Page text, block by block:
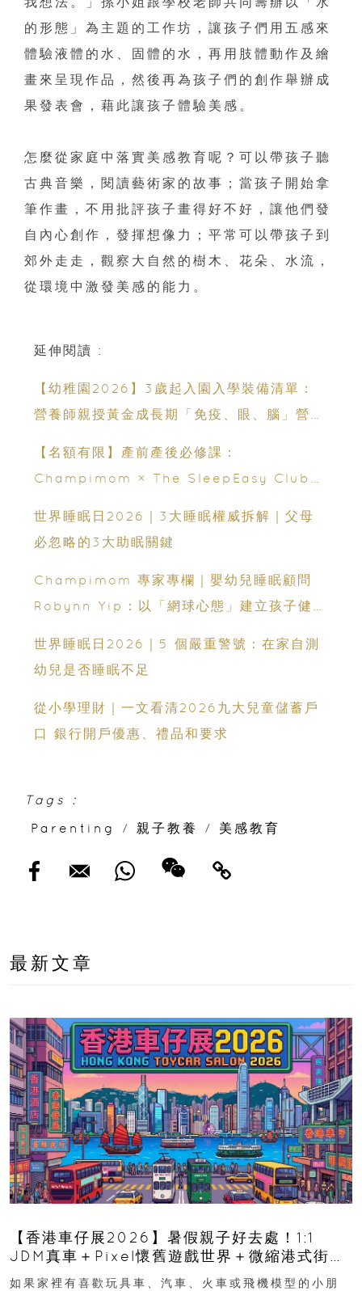
的形態」為主題的工作坊，讓孩子們用五感來
體驗液體的水、固體的水，再用肢體動作及繪
畫來呈現作品，然後再為孩子們的創作舉辦成
果發表會，藉此讓孩子體驗美感。
怎麼從家庭中落實美感教育呢？可以帶孩子聽
古典音樂，閱讀藝術家的故事；當孩子開始拿
筆作畫，不用批評孩子畫得好不好，讓他們發
自內心創作，發揮想像力；平常可以帶孩子到
郊外走走，觀察大自然的樹木、花朵、水流，
從環境中激發美感的能力。
延伸閱讀 :
【幼稚園2026】3歲起入園入學裝備清單：
營養師親授黃金成長期「免疫、眼、腦」營養
【名額有限】產前產後必修課：
Champimom × The SleepEasy Club
世界睡眠日2026｜3大睡眠權威拆解｜父母
必忽略的3大助眠關鍵
Champimom 專家專欄｜嬰幼兒睡眠顧問
Robynn Yip：以「網球心態」建立孩子健康
世界睡眠日2026｜5 個嚴重警號：在家自測
幼兒是否睡眠不足
從小學理財｜一文看清2026九大兒童儲蓄戶
口 銀行開戶優惠、禮品和要求
Tags :
Parenting
/ 親子教養 / 美感教育
最新文章
【香港車仔展2026】暑假親子好去處！1:1
JDM真車＋Pixel懷舊遊戲世界＋微縮港式街景
8月灣仔登場 車迷家庭必去！
如果家裡有喜歡玩具車、汽車、火車或飛機模型的小朋